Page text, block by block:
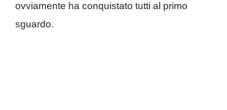
ovviamente ha conquistato tutti al primo
sguardo.